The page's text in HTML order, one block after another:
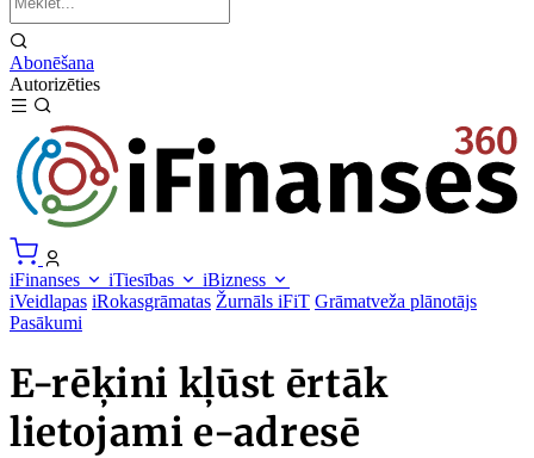
Abonēšana
Autorizēties
iFinanses iTiesības
iBizness
iVeidlapas iRokasgrāmatas Žurnāls iFiT Grāmatveža plānotājs
Pasākumi
E-rēķini kļūst ērtāk
lietojami e-adresē